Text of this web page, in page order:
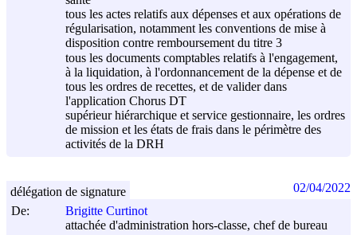
tous les actes relatifs aux dépenses et aux opérations de
régularisation, notamment les conventions de mise à
disposition contre remboursement du titre 3
tous les documents comptables relatifs à l'engagement,
à la liquidation, à l'ordonnancement de la dépense et de
tous les ordres de recettes, et de valider dans
l'application Chorus DT
supérieur hiérarchique et service gestionnaire, les ordres
de mission et les états de frais dans le périmètre des
activités de la DRH
De:
Brigitte Curtinot
attachée d'administration hors-classe, chef de bureau
délégation de signature 02/04/2022